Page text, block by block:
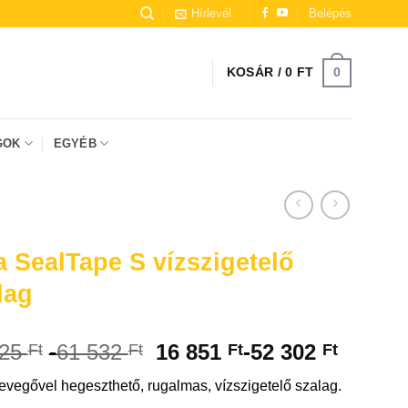
Hírlevél Belépés
KOSÁR /0 FT 0
EGYÉB
előfordulhat, hogy mesterséges intelligencia (AI) segítségével
SealTape S vízszigetelő
Ft -61 532Ft 16 851 Ft-52 302 Ft
hegeszthető, rugalmas, vízszigetelő szalag.